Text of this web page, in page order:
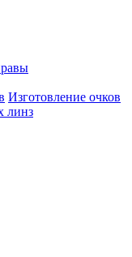
Изготовление очков
линз